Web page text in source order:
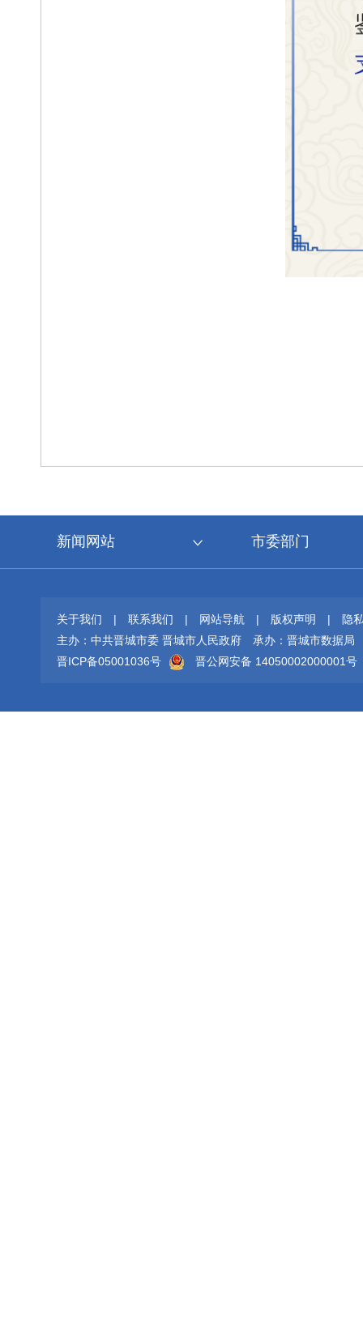
新闻网站 市委部门
关于我们 | 联系我们 | 网站导航 | 版权声明 |
隐
主办：中共晋城市委 晋城市人民政府
承办：晋城市数据局
晋ICP备05001036号
晋公网安备 14050002000001号